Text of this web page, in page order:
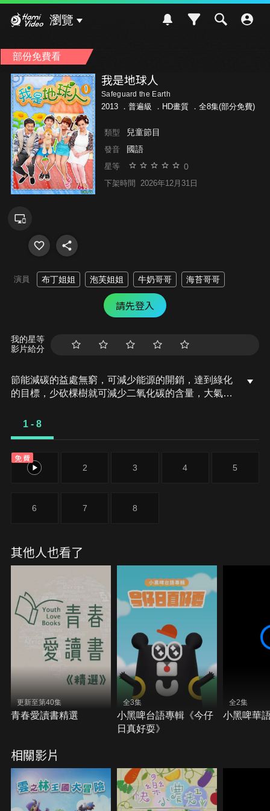
瀏覽
部份免費看
我是地球人
Safeguard the Earth
2013 ． 普遍級 ．HD畫質 ．全8集(部分免費)
類型 兒童節目
發音 國語
星等 0
下架時間 2026年12月31日
演員 布丁姐姐 泡芙姐姐 牛奶哥哥 海苔哥哥
請先登入
我的星等
影片給分
節能減碳的益處無窮，可減少能源的開銷，達到綠化
的目標，少砍棵樹就可減少二氧化碳的含量，大氣層
化的現象，會使得海平面上升，而結果是導致冰山的
了。
1 - 8
免費
1 2 3 4 5
6 7 8
其他人也看了
更新至第40集
青春愛讀書精選
全3集
小黑啤台語專輯《今仔
日真好耍》
全2集
小黑啤華
相關影片